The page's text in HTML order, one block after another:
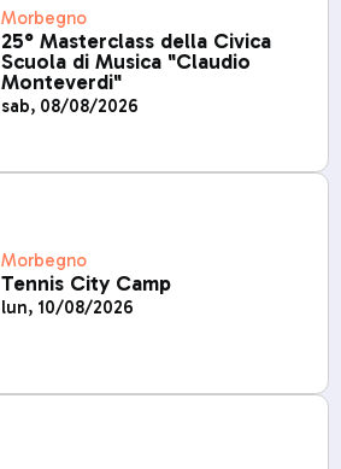
Morbegno
25° Masterclass della Civica
Scuola di Musica "Claudio
Monteverdi"
sab, 08/08/2026
Morbegno
Tennis City Camp
lun, 10/08/2026